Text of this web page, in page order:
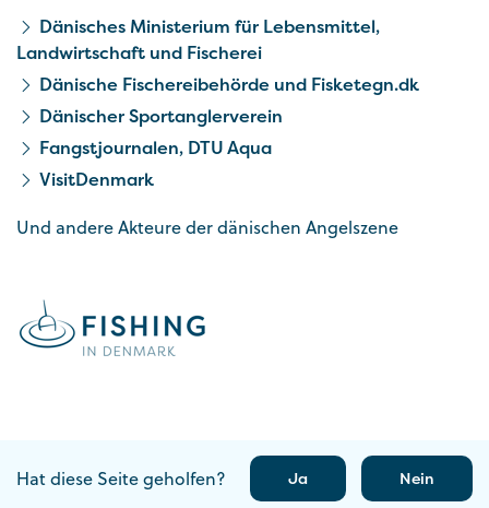
Dänisches Ministerium für Lebensmittel,
Landwirtschaft und Fischerei
Dänische Fischereibehörde und Fisketegn.dk
Dänischer Sportanglerverein
Fangstjournalen, DTU Aqua
VisitDenmark
Und andere Akteure der dänischen Angelszene
Hat diese Seite geholfen? Ja Nein